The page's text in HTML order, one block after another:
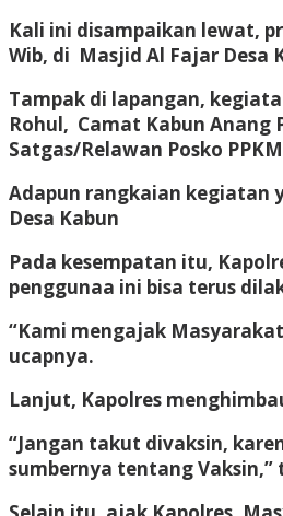
Kali ini disampaikan lewat,
Wib, di Masjid Al Fajar Desa
Tampak di lapangan,
Rohul, Camat Kabun Anang
Satgas/Relawan Posko
Adapun rangkaian kegiatan
Desa Kabun
Pada kesempatan itu,
penggunaa ini bisa terus
“Kami mengajak
ucapnya.
Lanjut, Kapolres
“Jangan takut divaksin,
sumbernya tentang Vaksin,”